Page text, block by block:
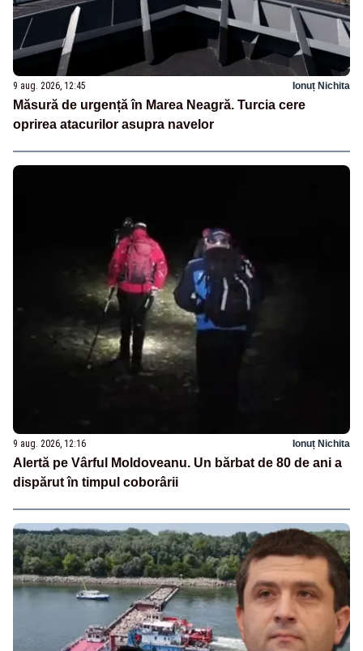
9 aug. 2026, 12:45 Ionuț Nichita
Măsură de urgență în Marea Neagră. Turcia cere
oprirea atacurilor asupra navelor
9 aug. 2026, 12:16 Ionuț Nichita
Alertă pe Vârful Moldoveanu. Un bărbat de 80 de ani a
dispărut în timpul coborârii